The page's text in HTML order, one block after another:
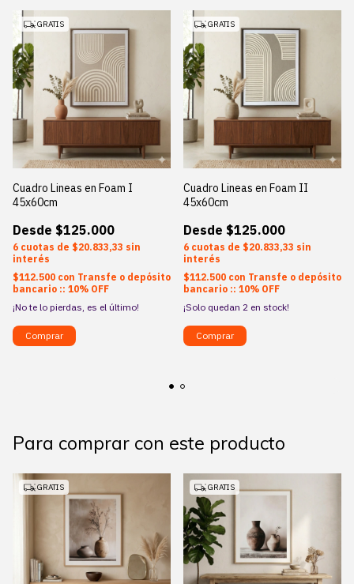
GRATIS
Cuadro Lineas en Foam I
45x60cm
$125.000
6 $20.833,33 sin
interés
$112.500 con Transfe o depósito
bancario :: 10% OFF
¡No te lo pierdas, es el último!
GRATIS
Cuadro Lineas en Foam II
45x60cm
$125.000
6 $20.833,33 sin
interés
$112.500 con Transfe o depósito
bancario :: 10% OFF
¡Solo quedan 2 en stock!
Para comprar con este producto
GRATIS GRATIS